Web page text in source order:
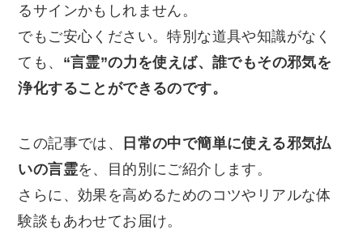
るサインかもしれません。
でもご安心ください。特別な道具や知識がなく
ても、 “言霊”の力を使えば、誰でもその邪気を
浄化することができるのです。
この記事では、
日常の中で簡単に使える邪気払
いの言霊を、目的別にご紹介します。
さらに、効果を高めるためのコツやリアルな体
験談もあわせてお届け。